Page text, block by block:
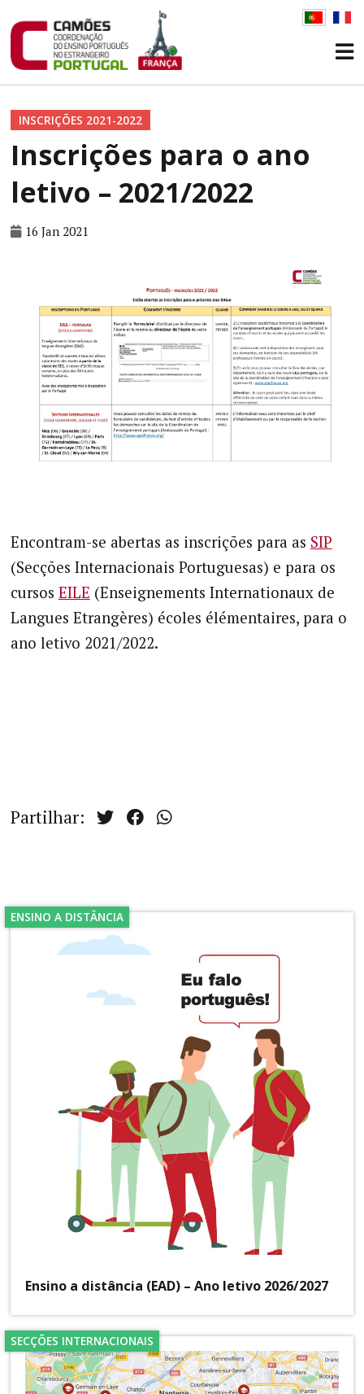
INSCRIÇÕES 2021-2022
Inscrições para o ano
letivo – 2021/2022
16 Jan 2021
Encontram-se abertas as inscrições para as SIP
(Secções Internacionais Portuguesas) e para os
cursos EILE (Enseignements Internationaux de
Langues Etrangères) écoles élémentaires, para o
ano letivo 2021/2022.
Partilhar:
ENSINO A DISTÂNCIA
Ensino a distância (EAD) – Ano letivo 2026/2027
SECÇÕES INTERNACIONAIS